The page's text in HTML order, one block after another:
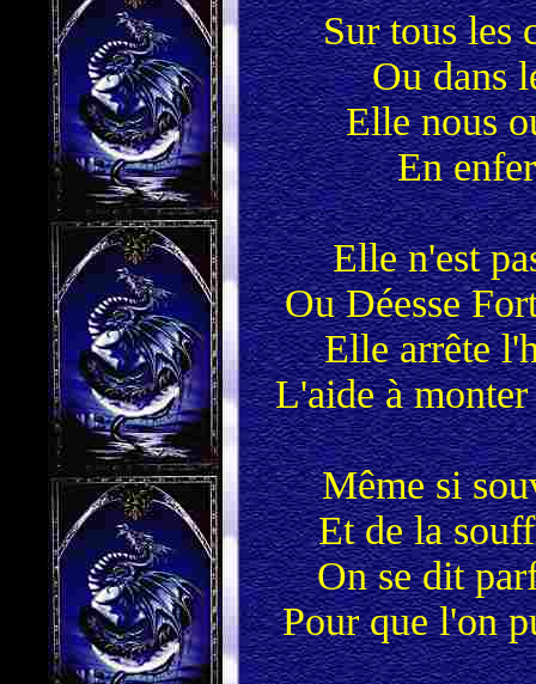
Sur tous les
Ou dans
Elle nous
En
Elle n'est
Ou Déesse
Elle arrête
L'aide à
Même si
Et de la
On se dit
Pour que l'on